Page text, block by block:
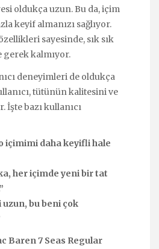
oldukça uzun. Bu da, içim
keyif almanızı sağlıyor.
sayesinde, sık sık
kalmıyor.
deneyimleri de oldukça
tütünün kalitesini ve
İşte bazı kullanıcı
içimimi daha keyifli hale
her içimde yeni bir tat
uzun, bu beni çok
Baren 7 Seas Regular